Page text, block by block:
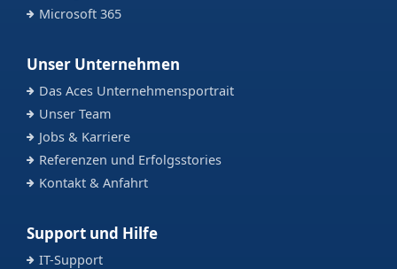
Microsoft 365
Unser Unternehmen
Das Aces Unternehmensportrait
Unser Team
Jobs & Karriere
Referenzen und Erfolgsstories
Kontakt & Anfahrt
Support und Hilfe
IT-Support